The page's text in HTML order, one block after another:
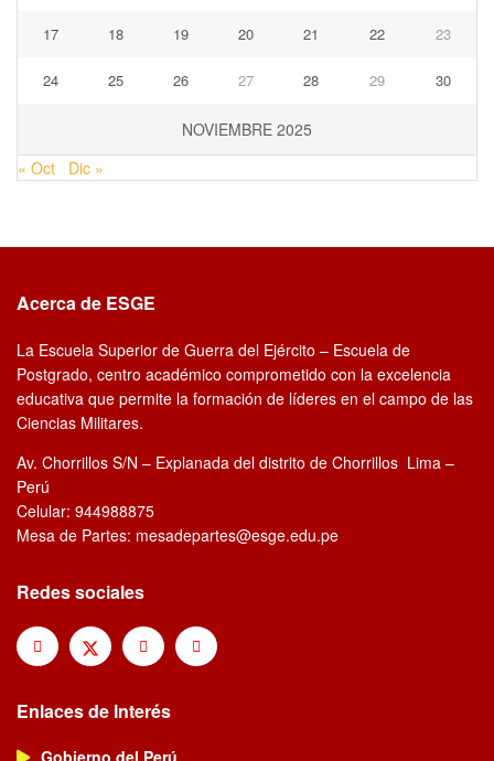
NOVIEMBRE 2025
17 18 19 20 21 22 23
24 25 26 27 28 29 30
« Oct Dic »
Acerca de ESGE
La Escuela Superior de Guerra del Ejército – Escuela de
Postgrado, centro académico comprometido con la excelencia
educativa que permite la formación de líderes en el campo de las
Ciencias Militares.
Av. Chorrillos S/N – Explanada del distrito de Chorrillos Lima –
Perú
Celular: 944988875
Mesa de Partes: mesadepartes@esge.edu.pe
Redes sociales
Enlaces de Interés
Gobierno del Perú